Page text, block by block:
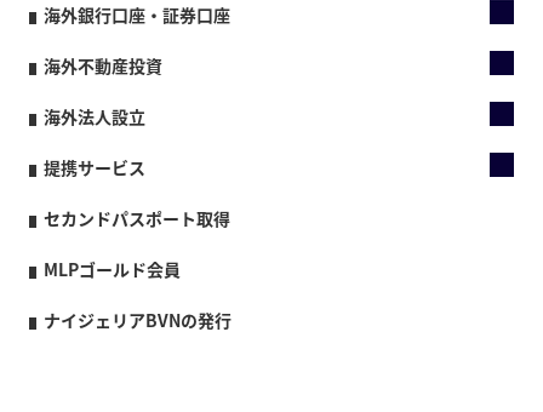
海外銀行口座・証券口座
海外不動産投資
海外法人設立
提携サービス
セカンドパスポート取得
MLPゴールド会員
ナイジェリアBVNの発行